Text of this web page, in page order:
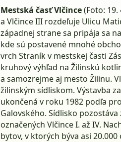
Mestská časť Vlčince(Foto: 19.
a Vlčince III rozdeľuje Ulicu
západnej strane sa pripája sa
kde sú postavené mnohé
vrch Straník v mestskej časti
kruhový výhľad na Žilinskú
a samozrejme aj mesto Žilinu.
žilinským sídliskom. Výstavba
ukončená v roku 1982 podľa
Galovského. Sídlisko
označených Vlčince I. až IV.
bytov, v ktorých býva asi